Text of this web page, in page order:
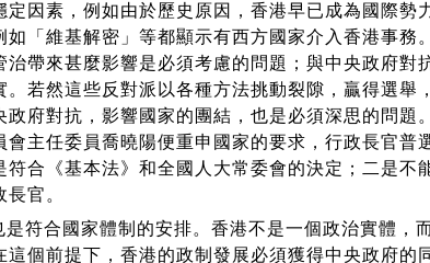
定因素，例如由於歷史原因，香港早已成為國際勢
如「維基解密」等都顯示有西方國家介入香港事務
治帶來甚麼影響是必須考慮的問題；與中央政府對
。若然這些反對派以各種方法挑動裂隙，贏得選舉
政府對抗，影響國家的團結，也是必須深思的問題
會主任委員喬曉陽便重申國家的要求，行政長官普
符合《基本法》和全國人大常委會的決定；二是不
官。
符合國家體制的安排。香港不是一個政治實體，
這個前提下，香港的政制發展必須獲得中央政府的